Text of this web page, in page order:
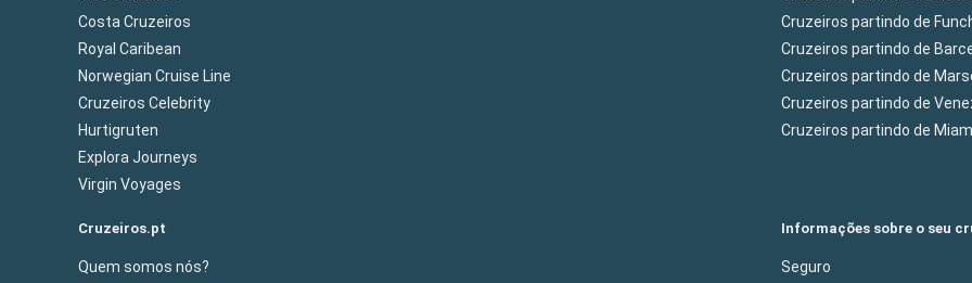
Costa Cruzeiros
Royal Caribean
Norwegian Cruise Line
Cruzeiros Celebrity
Hurtigruten
Explora Journeys
Virgin Voyages
Cruzeiros partindo de
Cruzeiros partindo de
Cruzeiros partindo de
Cruzeiros partindo de
Cruzeiros partindo de Miam
Cruzeiros.pt
Quem somos nós?
Informações sobre o seu
Seguro